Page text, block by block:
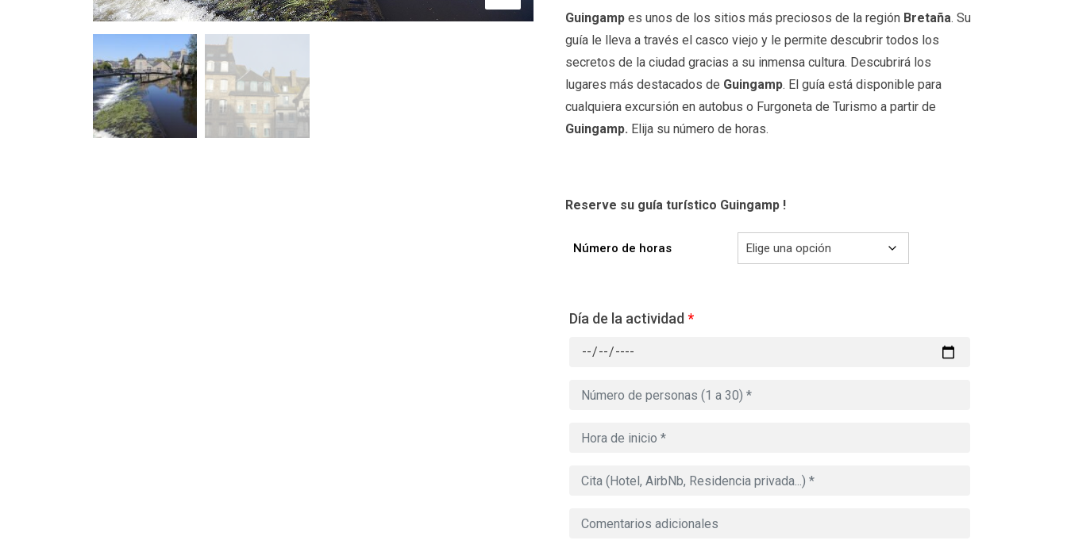
Guingamp es unos de los sitios más preciosos de la región Bretaña. Su
guía le lleva a través el casco viejo y le permite descubrir todos los
secretos de la ciudad gracias a su inmensa cultura. Descubrirá los
lugares más destacados de Guingamp. El guía está disponible para
cualquiera excursión en autobus o Furgoneta de Turismo a partir de
Guingamp. Elija su número de horas.
Reserve su guía turístico Guingamp !
Número de horas
Día de la actividad *